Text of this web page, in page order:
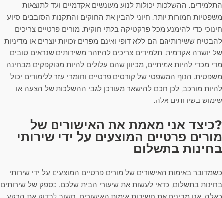
התלמידים. ההשלכות יכולות לנוע מעונשים אקדמיים ועד לתוצאות
משפטיות חמורות יותר. חיוני להבין את החוקים והתקנות הסובבים סיוע
חינוכי כדי להימנע מכל פרקטיקה בלתי חוקית. מורים פרטיים צריכים
להבטיח ששירותיהם הם ללא דופי ואינם מפרים זכויות יוצרים או מדיניות
של יושרה אקדמית. תלמידים צריכים להיזהר משירותים שנראים טובים
מדי מכדי להיות אמיתיים, מכיוון שהם עלולים להיות מפוקפקים מבחינה
משפטית. הנוף המשפטי של קורסים פרטיים וחומרי עזר ללימודים יכול
להיות מורכב, לכן חכם להישאר מעודכן לגבי ההשלכות של הצעה או
שימוש בשירותים אלה.
?כיצד אני מאמת את האישורים של
מורים פרטיים המוצעים על ידי שירותי
בחינות בתשלום
כשמדובר באימות האישורים של מורים פרטיים המוצעים על ידי שירותי
בחינות בתשלום, כדאי לעשות את שיעורי הבית שלכם. כספק של שירותים